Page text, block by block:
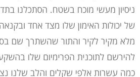
ניסיון מעשי מוכח בשטח. הסתכלנו
של יכולות האימון שלו מצד אחד
מלא מקיר לקיר והתור שהשתרך שם
להירשם לתוכנית הפרימיום שלו
כמה עשרות אלפי שקלים והלב שלנו